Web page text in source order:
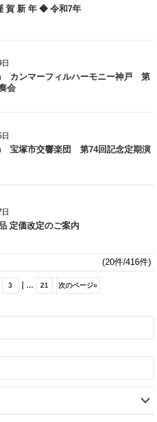
賀 新 年 ◆ 令和7年
カンマーフィルハーモニー神戸 第
会
宝塚市交響楽団 第74回記念定期演
定価改定のご案内
(20件/416件)
3 | ... 21 次のページ»